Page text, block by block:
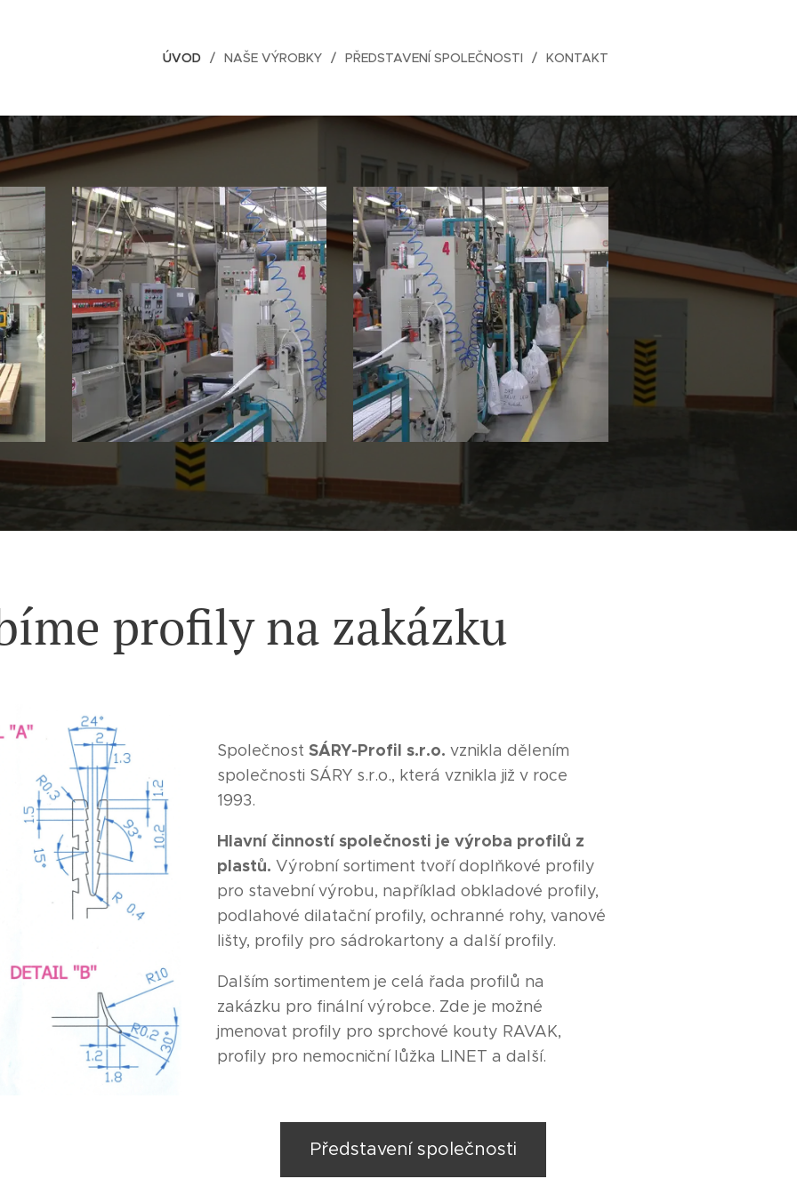
ÚVOD NAŠE VÝROBKY PŘEDSTAVENÍ SPOLEČNOSTI KONTAKT
profily na zakázku
Společnost SÁRY-Profil s.r.o. vznikla dělením
společnosti SÁRY s.r.o., která vznikla již v roce
1993.
Hlavní činností společnosti je výroba profilů z
plastů. Výrobní sortiment tvoří doplňkové profily
pro stavební výrobu, například obkladové profily,
podlahové dilatační profily, ochranné rohy, vanové
lišty, profily pro sádrokartony a další profily.
Dalším sortimentem je celá řada profilů na
zakázku pro finální výrobce. Zde je možné
jmenovat profily pro sprchové kouty RAVAK,
profily pro nemocniční lůžka LINET a další.
Představení společnosti